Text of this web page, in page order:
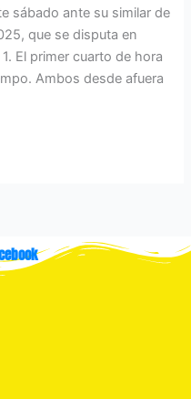
sábado ante su similar de
que se disputa en
El primer cuarto de hora
Ambos desde afuera